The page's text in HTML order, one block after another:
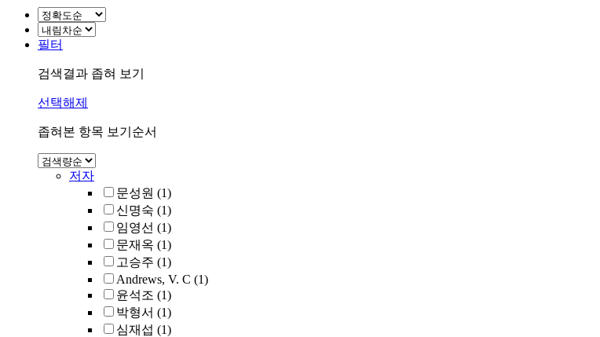
필터
검색결과 좁혀 보기
선택해제
좁혀본 항목 보기순서
저자
문성원 (1)
신명숙 (1)
임영선 (1)
문재옥 (1)
고승주 (1)
Andrews, V. C (1)
윤석조 (1)
박형서 (1)
심재섭 (1)